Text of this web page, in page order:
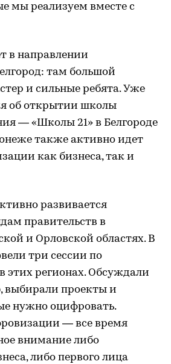
мы реализуем вместе с
в направлении
там большой
и сильные ребята. Уже
об открытии школы
— «Школы 21» в Белгороде
также активно идет
как бизнеса, так и
развивается
правительств в
и Орловской областях. В
три сессии по
этих регионах. Обсуждали
выбирали проекты и
нужно оцифровать.
— все время
внимание либо
либо первого лица